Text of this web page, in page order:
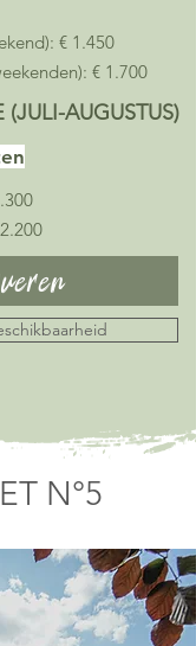
€ 1.450
€ 1.700
AUGUSTUS)
N°5